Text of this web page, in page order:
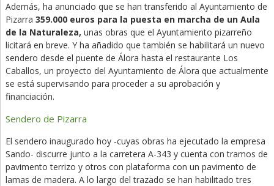
Además, ha anunciado que se han transferido al Ayuntamiento de
Pizarra 359.000 euros para la puesta en marcha de un Aula
de la Naturaleza, unas obras que el Ayuntamiento pizarreño
licitará en breve. Y ha añadido que también se habilitará un nuevo
sendero desde el puente de Álora hasta el restaurante Los
Caballos, un proyecto del Ayuntamiento de Álora que actualmente
se está supervisando para proceder a su aprobación y
financiación.
Sendero de Pizarra
El sendero inaugurado hoy -cuyas obras ha ejecutado la empresa
Sando- discurre junto a la carretera A-343 y cuenta con tramos de
pavimento terrizo y otros con plataforma con un pavimento de
lamas de madera. A lo largo del trazado se han habilitado tres